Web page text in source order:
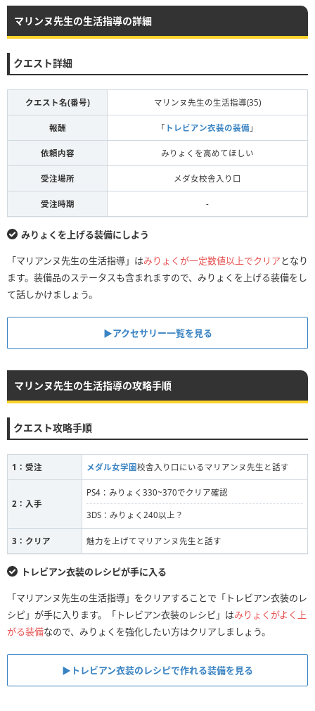
マリンヌ先生の生活指導の詳細
クエスト詳細
クエスト名(番号) マリンヌ先生の生活指導(35)
報酬 「 トレビアン衣装の装備 」
依頼内容 みりょくを高めてほしい
受注場所 メダ女校舎入り口
受注時期 -
みりょくを上げる装備にしよう
「マリアンヌ先生の生活指導」はみりょくが一定数値以上でクリアとなり
ます。装備品のステータスも含まれますので、みりょくを上げる装備をし
て話しかけましょう。
▶︎アクセサリー一覧を見る
マリンヌ先生の生活指導の攻略手順
クエスト攻略手順
1：受注 メダル女学園校舎入り口にいるマリアンヌ先生と話す
2：入手
PS4：みりょく330~370でクリア確認
3DS：みりょく240以上？
3：クリア 魅力を上げてマリアンヌ先生と話す
トレビアン衣装のレシピが手に入る
「マリアンヌ先生の生活指導」をクリアすることで「トレビアン衣装のレ
シピ」が手に入ります。「トレビアン衣装のレシピ」はみりょくがよく上
がる装備なので、みりょくを強化したい方はクリアしましょう。
▶トレビアン衣装のレシピで作れる装備を見る